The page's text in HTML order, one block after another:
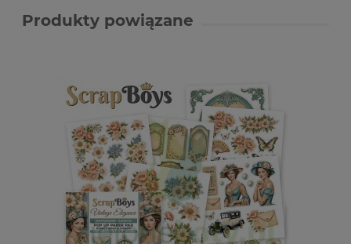
Produkty powiązane